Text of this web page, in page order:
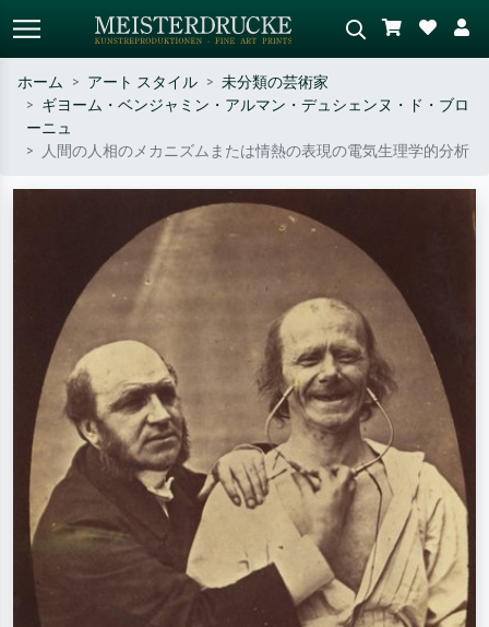
作家名・作品名・スタイルで検索
シーンを説明してください – 例：
油絵、木のそばの立ち姿のヌー
ホーム アート スタイル
未分類の芸術家
ギヨーム・ベンジャミン・アルマン・デュシェンヌ・ド・ブロ
ーニュ
人間の人相のメカニズムまたは情熱の表現の電気生理学的分析